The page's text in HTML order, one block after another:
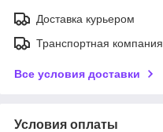
Доставка курьером
Транспортная компания
Все условия доставки
Условия оплаты